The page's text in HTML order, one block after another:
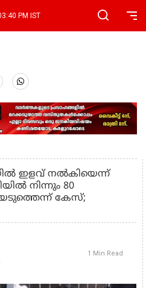
PM IST
ഇളവ് നൽകിയെന്ന്
നിന്നും 80
കേസ്;
1 Min Read